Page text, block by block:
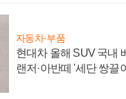
자동차·부품
현대차 올해 SUV 국내
랜저·아반떼 '세단 쌍끌